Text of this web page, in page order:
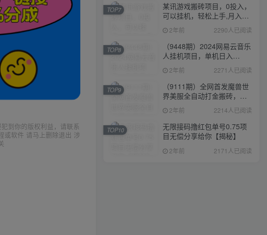
到你的版权利益，请联系
或软件 请马上删除退出 涉
某讯游戏搬砖项目，0投入，
可以挂机，轻松上手,月入
3000+上不封顶
2年前 2290人已阅读
TOP7
（9448期）2024网易云音乐
人挂机项目，单机日入
150+，无脑月入5000+
2年前 2271人已阅读
TOP8
（9111期）全网首发魔兽世
界美服全自动打金搬砖，日
入1000+，简单好操作，保
姆级教学
2年前 2214人已阅读
TOP9
无限接码撸红包单号0.75项
目无偿分享给你【揭秘】
2年前 2171人已阅读
TOP10